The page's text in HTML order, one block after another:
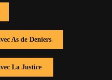
As de Deniers
La Justice